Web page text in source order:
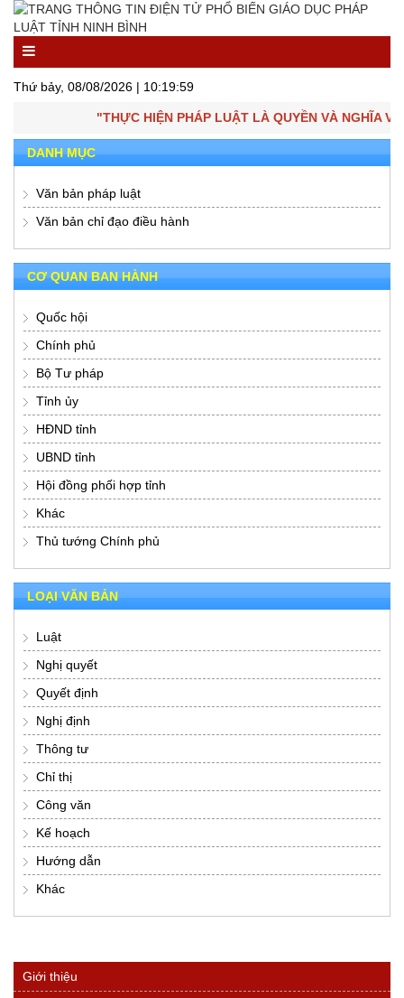
Thứ bảy, 08/08/2026 | 10:19:59
"THỰC HIỆN PHÁP LUẬT LÀ QUYỀN VÀ NGHĨA VỤ
DANH MỤC
Văn bản pháp luật
Văn bản chỉ đạo điều hành
CƠ QUAN BAN HÀNH
Quốc hội
Chính phủ
Bộ Tư pháp
Tỉnh ủy
HĐND tỉnh
UBND tỉnh
Hội đồng phối hợp tỉnh
Khác
Thủ tướng Chính phủ
LOẠI VĂN BẢN
Luật
Nghị quyết
Quyết định
Nghị định
Thông tư
Chỉ thị
Công văn
Kế hoạch
Hướng dẫn
Khác
Giới thiệu